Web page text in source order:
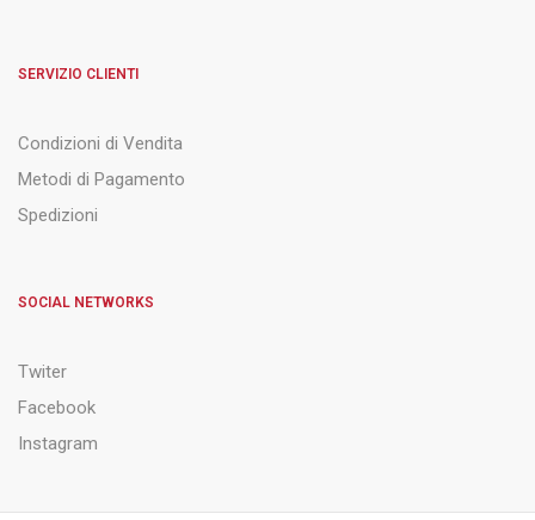
SERVIZIO CLIENTI
Condizioni di Vendita
Metodi di Pagamento
Spedizioni
SOCIAL NETWORKS
Twiter
Facebook
Instagram